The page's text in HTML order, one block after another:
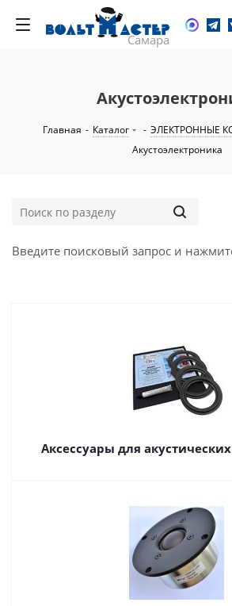
Главная - Каталог - ЭЛЕКТРОННЫЕ
Акустоэлектроника
Введите поисковый запрос и
Аксессуары для